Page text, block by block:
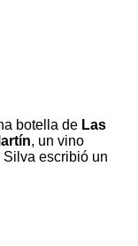
botella de Las
, un vino
escribió un